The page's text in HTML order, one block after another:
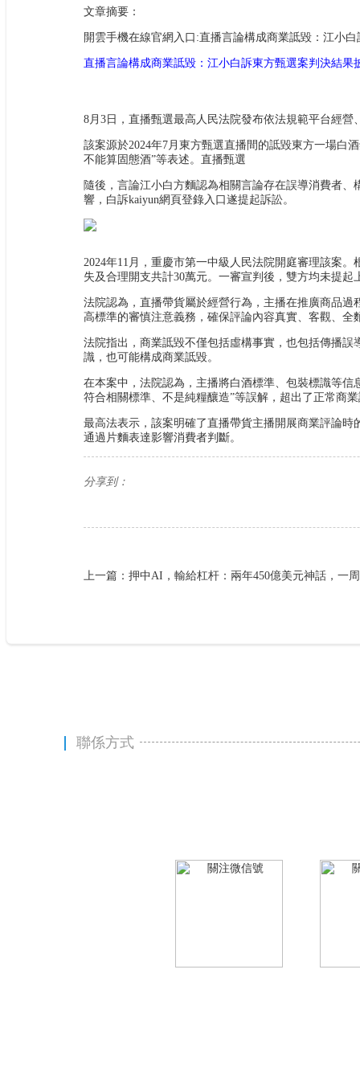
文章摘要：
開雲手機在線官網入口:直播言論構成商業詆毀：江小
直播言論構成商業詆毀：江小白訴東方甄選案判決結果
8月3日，直播甄選最高人民法院發布依法規範平台經
該案源於2024年7月東方甄選直播間的詆毀東方一場白
不能算固態酒”等表述。直播甄選
隨後，言論江小白方麵認為相關言論存在誤導消費者
響，白訴kaiyun網頁登錄入口 遂提起訴訟。
2024年11月，重慶市第一中級人民法院開庭審理該案
失及合理開支共計30萬元。一審宣判後，雙方均未提起
法院認為，直播帶貨屬於經營行為，主播在推廣商品
高標準的審慎注意義務，確保評論內容真實、客觀、全
法院指出，商業詆毀不僅包括虛構事實，也包括傳播
識，也可能構成商業詆毀。
在本案中，法院認為，主播將白酒標準、包裝標識等
符合相關標準、不是純糧釀造”等誤解，超出了正常商
最高法表示，該案明確了直播帶貨主播開展商業評論
通過片麵表達影響消費者判斷。
分享到：
上一篇：押中AI，輸給杠杆：兩年450億美元神話，一
聯係方式